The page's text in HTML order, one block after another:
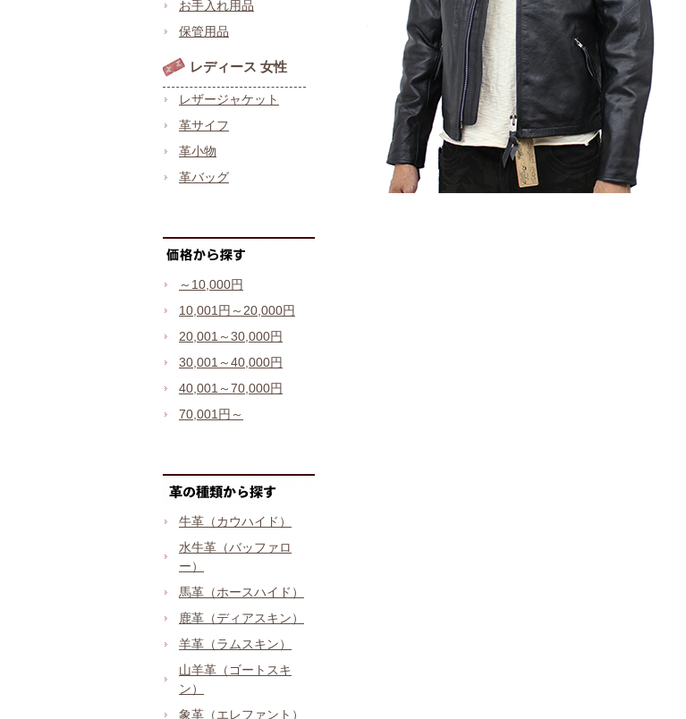
お手入れ用品
保管用品
レディース 女性
レザージャケット
革サイフ
革小物
革バッグ
～10,000円
10,001円～20,000円
20,001～30,000円
30,001～40,000円
40,001～70,000円
70,001円～
牛革（カウハイド）
水牛革（バッファロ
ー）
馬革（ホースハイド）
鹿革（ディアスキン）
羊革（ラムスキン）
山羊革（ゴートスキ
ン）
象革（エレファント）